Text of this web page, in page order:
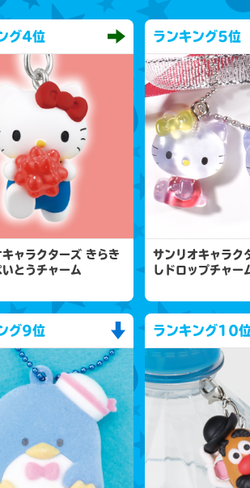
グ4位
ャラクターズ きらき
いとうチャーム
ランキング5位
サンリオキャラク
しドロップチャー
グ9位 ランキング10